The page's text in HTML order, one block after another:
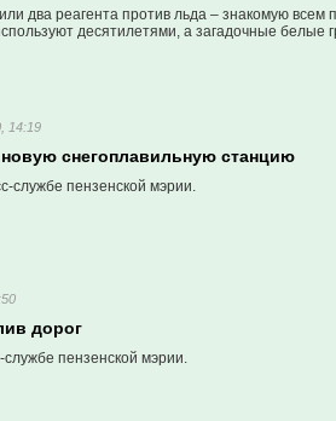
два реагента против льда – знакомую
десятилетями, а загадочные белые
14:19
снегоплавильную станцию
службе пензенской мэрии.
дорог
пензенской мэрии.